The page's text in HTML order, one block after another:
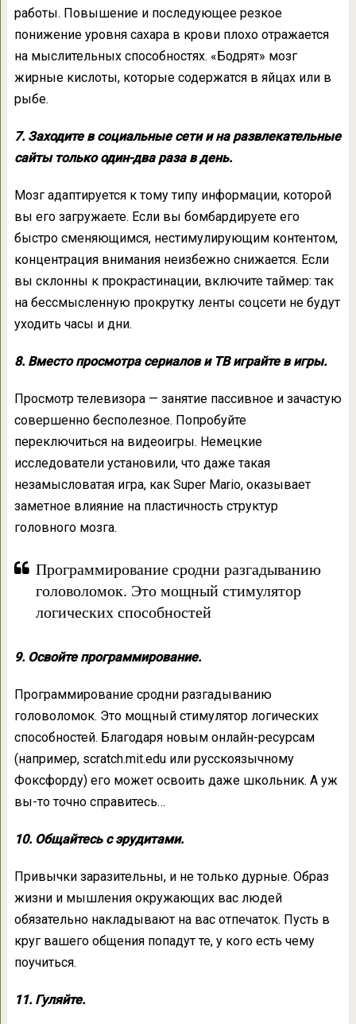
работы. Повышение и последующее резкое
понижение уровня сахара в крови плохо отражается
на мыслительных способностях. «Бодрят» мозг
жирные кислоты, которые содержатся в яйцах или в
рыбе.
7. Заходите в социальные сети и на развлекательные
сайты только один-два раза в день.
Мозг адаптируется к тому типу информации, которой
вы его загружаете. Если вы бомбардируете его
быстро сменяющимся, нестимулирующим контентом,
концентрация внимания неизбежно снижается. Если
вы склонны к прокрастинации, включите таймер: так
на бессмысленную прокрутку ленты соцсети не будут
уходить часы и дни.
8. Вместо просмотра сериалов и ТВ играйте в игры.
Просмотр телевизора — занятие пассивное и зачастую
совершенно бесполезное. Попробуйте
переключиться на видеоигры. Немецкие
исследователи установили, что даже такая
незамысловатая игра, как Super Mario, оказывает
заметное влияние на пластичность структур
головного мозга.
Программирование сродни разгадыванию
головоломок. Это мощный стимулятор
логических способностей
9. Освойте программирование.
Программирование сродни разгадыванию
головоломок. Это мощный стимулятор логических
способностей. Благодаря новым онлайн-ресурсам
(например, scratch.mit.edu или русскоязычному
Фоксфорду) его может освоить даже школьник. А уж
вы-то точно справитесь…
10. Общайтесь с эрудитами.
Привычки заразительны, и не только дурные. Образ
жизни и мышления окружающих вас людей
обязательно накладывают на вас отпечаток. Пусть в
круг вашего общения попадут те, у кого есть чему
поучиться.
11. Гуляйте.